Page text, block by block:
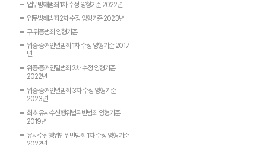
업무방해범죄 1차 수정 양형기준 2022년
업무방해범죄 2차 수정 양형기준 2023년
구 위증범죄 양형기준
위증·증거인멸범죄 1차 수정 양형기준 2017
년
위증·증거인멸범죄 2차 수정 양형기준
2022년
위증·증거인멸범죄 3차 수정 양형기준
2023년
최초 유사수신행위법위반범죄 양형기준
2019년
유사수신행위법위반범죄 1차 수정 양형기준